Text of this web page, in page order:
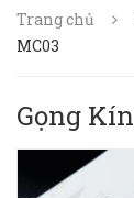
Trang chủ
MC03
Gọng